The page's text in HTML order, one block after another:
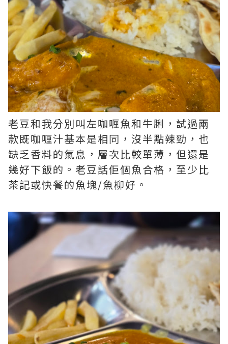
老豆和我分別叫左咖喱魚和牛脷，試過兩
款既咖喱汁基本是相同，沒半點辣勁，也
缺乏香料的氣息，層次比較單薄，但還是
幾好下飯的。老豆話佢個魚合格，至少比
茶記或快餐的魚塊/魚柳好。